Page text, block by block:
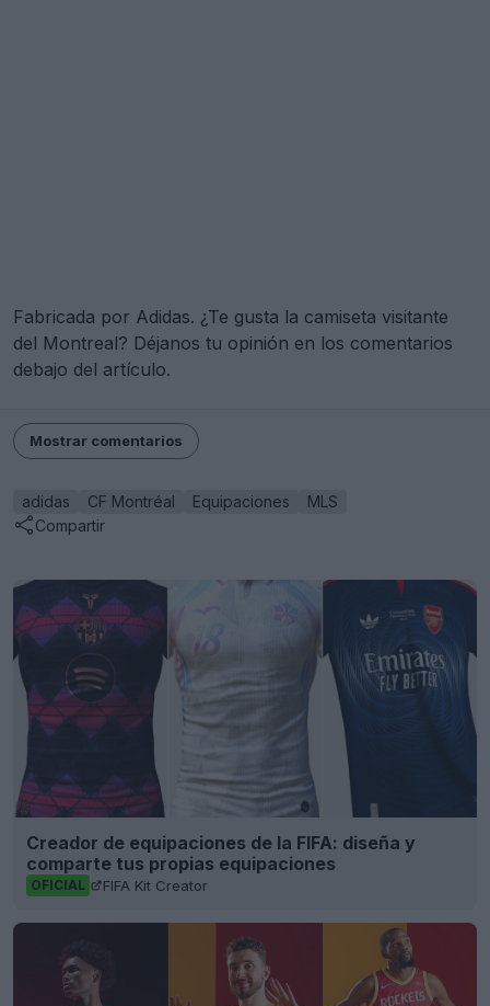
Fabricada por Adidas. ¿Te gusta la camiseta visitante
del Montreal? Déjanos tu opinión en los comentarios
debajo del artículo.
Mostrar comentarios
adidas CF Montréal Equipaciones
MLS
Compartir
Creador de equipaciones de la FIFA: diseña y
comparte tus propias equipaciones
OFICIAL FIFA Kit Creator